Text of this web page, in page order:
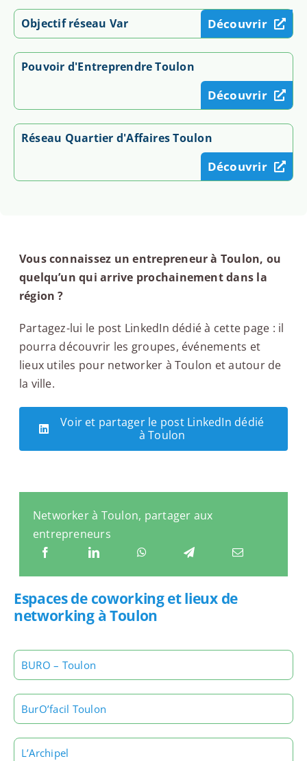
Objectif réseau Var Découvrir
Pouvoir d'Entreprendre Toulon
Découvrir
Réseau Quartier d'Affaires Toulon
Découvrir
Vous connaissez un entrepreneur à Toulon, ou
quelqu’un qui arrive prochainement dans la
région ?
Partagez-lui le post LinkedIn dédié à cette page : il
pourra découvrir les groupes, événements et
lieux utiles pour networker à Toulon et autour de
la ville.
Voir et partager le post LinkedIn dédié
à Toulon
Networker à Toulon, partager aux
entrepreneurs
Espaces de coworking et lieux de
networking à Toulon
BURO – Toulon
BurO’facil Toulon
L’Archipel